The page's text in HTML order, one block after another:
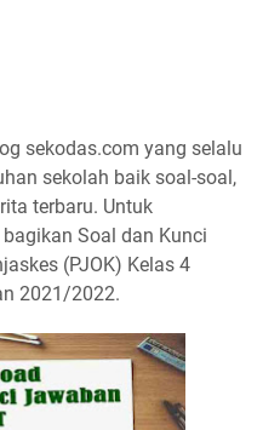
sekodas.com yang selalu
sekolah baik soal-soal,
terbaru. Untuk
Soal dan Kunci
(PJOK) Kelas 4
2021/2022.